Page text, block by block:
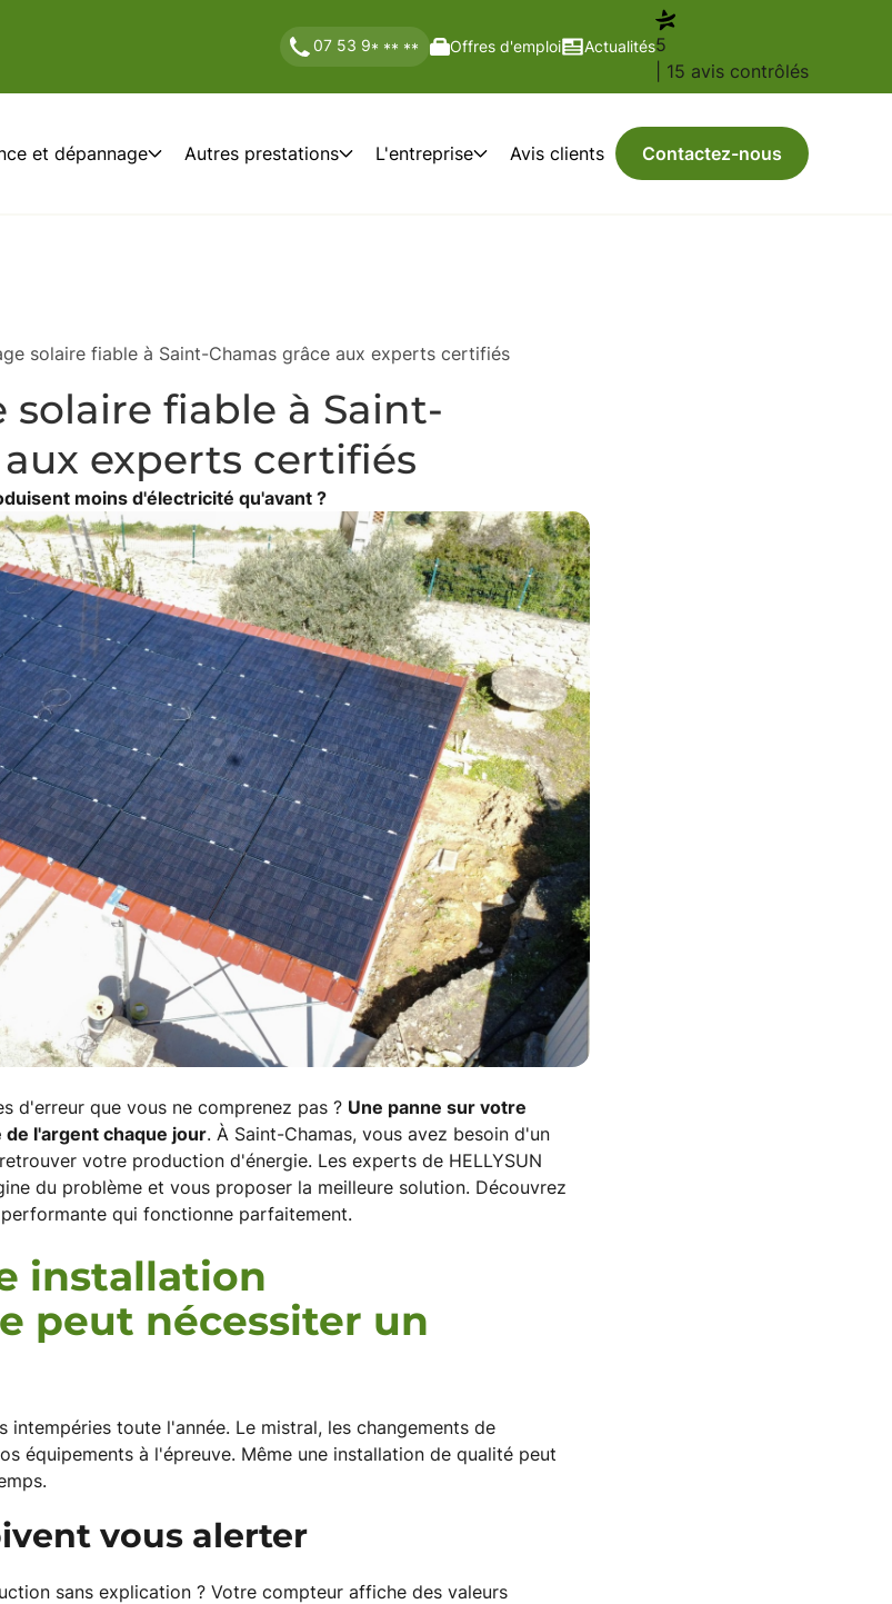
07 53 9* ** ** Offres d'emploi Actualités5
| 15 avis contrôlés
et dépannage Autres prestations L'entreprise Avis clients Contactez-nous
solaire fiable à Saint-Chamas grâce aux experts certifiés
fiable à Saint-
experts certifiés
moins d'électricité qu'avant ?
d'erreur que vous ne comprenez pas ? Une panne sur votre
l'argent chaque jour. À Saint-Chamas, vous avez besoin d'un
votre production d'énergie. Les experts de HELLYSUN
du problème et vous proposer la meilleure solution. Découvrez
qui fonctionne parfaitement.
installation
peut nécessiter un
intempéries toute l'année. Le mistral, les changements de
équipements à l'épreuve. Même une installation de qualité peut
vous alerter
sans explication ? Votre compteur affiche des valeurs